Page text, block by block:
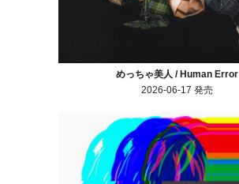
めっちゃ美人 / Human Error
2026-06-17 発売